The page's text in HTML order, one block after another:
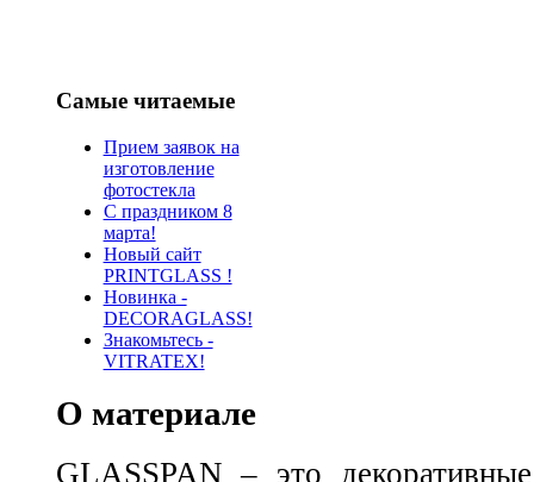
Самые читаемые
Прием заявок на
изготовление
фотостекла
С праздником 8
марта!
Новый сайт
PRINTGLASS !
Новинка -
DECORAGLASS!
Знакомьтесь -
VITRATEX!
О материале
GLASSPAN – это